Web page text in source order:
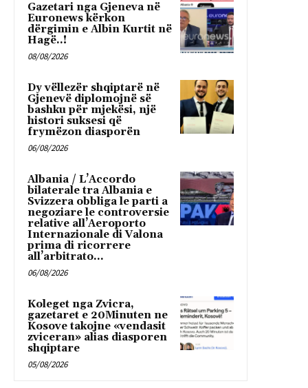
Gazetari nga Gjeneva në
Euronews kërkon
dërgimin e Albin Kurtit në
Hagë..!
08/08/2026
Dy vëllezër shqiptarë në
Gjenevë diplomojnë së
bashku për mjekësi, një
histori suksesi që
frymëzon diasporën
06/08/2026
Albania / L’Accordo
bilaterale tra Albania e
Svizzera obbliga le parti a
negoziare le controversie
relative all’Aeroporto
Internazionale di Valona
prima di ricorrere
all’arbitrato...
06/08/2026
Koleget nga Zvicra,
gazetaret e 20Minuten ne
Kosove takojne «vendasit
zviceran» alias diasporen
shqiptare
05/08/2026